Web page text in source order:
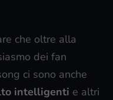
che oltre alla
dei fan
ci sono anche
intelligenti e altri